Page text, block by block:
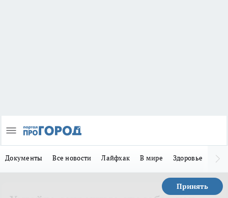
Документы Все новости Лайфхак В мире Здоровье
Принять